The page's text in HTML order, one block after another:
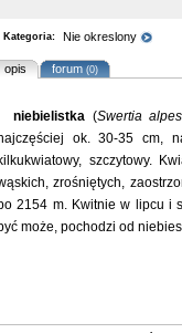
Kategoria: Nie okreslony
opis forum(0)
niebielistka (Swertia
ok. 30-35 cm,
szczytowy.
zrośniętych,
2154 m. Kwitnie w lipcu i
może, pochodzi od